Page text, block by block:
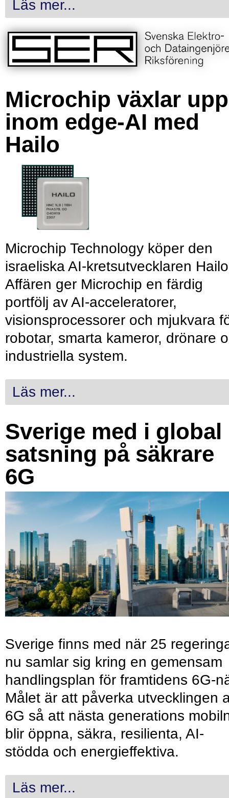
Läs mer...
Microchip växlar upp
inom edge-AI med
Hailo
Microchip Technology köper den
israeliska AI-kretsutvecklaren
Affären ger Microchip en färdig
portfölj av AI-acceleratorer,
visionsprocessorer och mjukvara
robotar, smarta kameror, drönare
industriella system.
Läs mer...
Sverige med i global
satsning på säkrare
6G
Sverige finns med när 25
nu samlar sig kring en gemensam
handlingsplan för framtidens 6G-
Målet är att påverka utvecklingen
6G så att nästa generations
blir öppna, säkra, resilienta, AI-
stödda och energieffektiva.
Läs mer...